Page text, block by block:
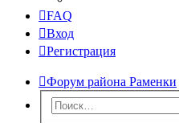
FAQ
Вход
Регистрация
Форум района Раменки